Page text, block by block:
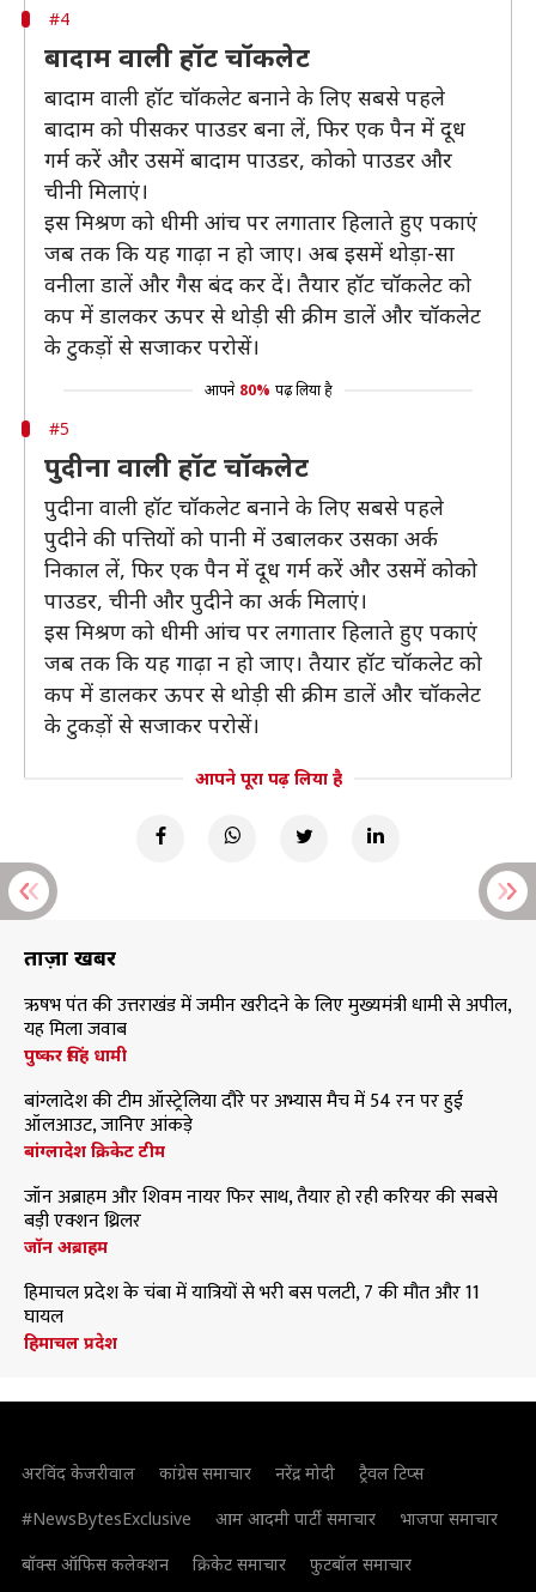
#4
बादाम वाली हॉट चॉकलेट
बादाम वाली हॉट चॉकलेट बनाने के लिए सबसे पहले
बादाम को पीसकर पाउडर बना लें, फिर एक पैन में दूध
गर्म करें और उसमें बादाम पाउडर, कोको पाउडर और
चीनी मिलाएं।
इस मिश्रण को धीमी आंच पर लगातार हिलाते हुए पकाएं
जब तक कि यह गाढ़ा न हो जाए। अब इसमें थोड़ा-सा
वनीला डालें और गैस बंद कर दें। तैयार हॉट चॉकलेट को
कप में डालकर ऊपर से थोड़ी सी क्रीम डालें और चॉकलेट
के टुकड़ों से सजाकर परोसें।
आपने 80% पढ़ लिया है
#5
पुदीना वाली हॉट चॉकलेट
पुदीना वाली हॉट चॉकलेट बनाने के लिए सबसे पहले
पुदीने की पत्तियों को पानी में उबालकर उसका अर्क
निकाल लें, फिर एक पैन में दूध गर्म करें और उसमें कोको
पाउडर, चीनी और पुदीने का अर्क मिलाएं।
इस मिश्रण को धीमी आंच पर लगातार हिलाते हुए पकाएं
जब तक कि यह गाढ़ा न हो जाए। तैयार हॉट चॉकलेट को
कप में डालकर ऊपर से थोड़ी सी क्रीम डालें और चॉकलेट
के टुकड़ों से सजाकर परोसें।
आपने पूरा पढ़ लिया है
ताज़ा खबरें
ऋषभ पंत की उत्तराखंड में जमीन खरीदने के लिए मुख्यमंत्री धामी से अपील,
यह मिला जवाब
पुष्कर सिंह धामी
बांग्लादेश की टीम ऑस्ट्रेलिया दौरे पर अभ्यास मैच में 54 रन पर हुई
ऑलआउट, जानिए आंकड़े
बांग्लादेश क्रिकेट टीम
जॉन अब्राहम और शिवम नायर फिर साथ, तैयार हो रही करियर की सबसे
बड़ी एक्शन थ्रिलर
जॉन अब्राहम
हिमाचल प्रदेश के चंबा में यात्रियों से भरी बस पलटी, 7 की मौत और 11
घायल
हिमाचल प्रदेश
अरविंद केजरीवाल कांग्रेस समाचार नरेंद्र मोदी
ट्रैवल टिप्स
#NewsBytesExclusive
आम आदमी पार्टी समाचार
भाजपा समाचार
बॉक्स ऑफिस कलेक्शन
क्रिकेट समाचार फुटबॉल समाचार